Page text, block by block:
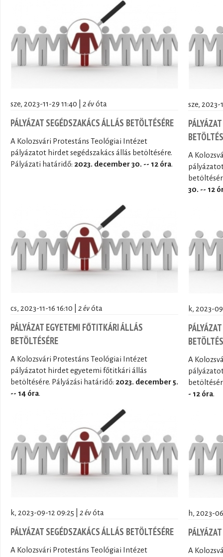
sze, 2023-11-29 11:40 | 2 évóta
PÁLYÁZAT SEGÉDSZAKÁCS ÁLLÁS BETÖLTÉSÉRE
A Kolozsvári Protestáns Teológiai Intézet
pályázatot hirdet segédszakács állás betöltésére.
Pályázati határidő: 2023. december 30. -- 12 óra.
sze, 2023-
A
30. -- 12
cs, 2023-11-16 16:10 | 2 évóta
PÁLYÁZAT EGYETEMI FŐTITKÁRI ÁLLÁS
BETÖLTÉSÉRE
A Kolozsvári Protestáns Teológiai Intézet
pályázatot hirdet egyetemi főtitkári állás
betöltésére. Pályázási határidő: 2023. december 5.
-- 14 óra.
k, 2023-
A
- 12 óra.
k, 2023-09-12 09:25 | 2 évóta
PÁLYÁZAT SEGÉDSZAKÁCS ÁLLÁS BETÖLTÉSÉRE
A Kolozsvári Protestáns Teológiai Intézet
h, 2023-
A